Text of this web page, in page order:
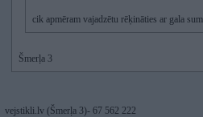
cik apmēram vajadzētu rēķināties ar gala
Šmerļa 3
vejstikli.lv (Šmerļa 3)- 67 562 222